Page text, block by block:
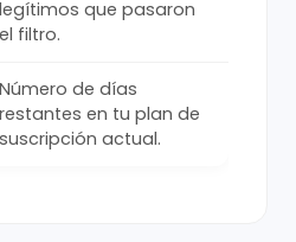
legítimos que pasaron
el filtro.
Número de días
restantes en tu plan de
suscripción actual.